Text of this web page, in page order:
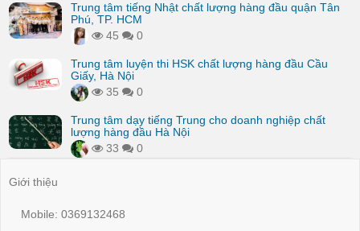
Trung tâm tiếng Nhật chất lượng hàng đầu quận Tân
Phú, TP. HCM
45
0
Trung tâm luyện thi HSK chất lượng hàng đầu Cầu
Giấy, Hà Nội
35
0
Trung tâm dạy tiếng Trung cho doanh nghiệp chất
lượng hàng đầu Hà Nội
33
0
Giới thiệu
Mobile: 0369132468